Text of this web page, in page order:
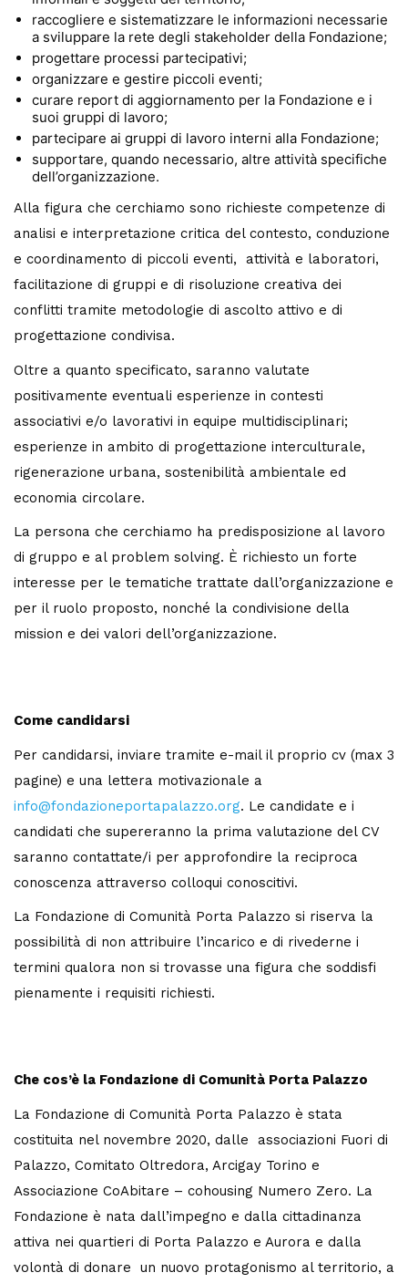
raccogliere e sistematizzare le informazioni necessarie
a sviluppare la rete degli stakeholder della Fondazione;
progettare processi partecipativi;
organizzare e gestire piccoli eventi;
curare report di aggiornamento per la Fondazione e i
suoi gruppi di lavoro;
partecipare ai gruppi di lavoro interni alla Fondazione;
supportare, quando necessario, altre attività specifiche
dell’organizzazione.
Alla figura che cerchiamo sono richieste competenze di
analisi e interpretazione critica del contesto, conduzione
e coordinamento di piccoli eventi, attività e laboratori,
facilitazione di gruppi e di risoluzione creativa dei
conflitti tramite metodologie di ascolto attivo e di
progettazione condivisa.
Oltre a quanto specificato, saranno valutate
positivamente eventuali esperienze in contesti
associativi e/o lavorativi in equipe multidisciplinari;
esperienze in ambito di progettazione interculturale,
rigenerazione urbana, sostenibilità ambientale ed
economia circolare.
La persona che cerchiamo ha predisposizione al lavoro
di gruppo e al problem solving. È richiesto un forte
interesse per le tematiche trattate dall’organizzazione e
per il ruolo proposto, nonché la condivisione della
mission e dei valori dell’organizzazione.
Come candidarsi
Per candidarsi, inviare tramite e-mail il proprio cv (max 3
pagine) e una lettera motivazionale a
info@fondazioneportapalazzo.org. Le candidate e i
candidati che supereranno la prima valutazione del CV
saranno contattate/i per approfondire la reciproca
conoscenza attraverso colloqui conoscitivi.
La Fondazione di Comunità Porta Palazzo si riserva la
possibilità di non attribuire l’incarico e di rivederne i
termini qualora non si trovasse una figura che soddisfi
pienamente i requisiti richiesti.
Che cos’è la Fondazione di Comunità Porta Palazzo
La Fondazione di Comunità Porta Palazzo è stata
costituita nel novembre 2020, dalle associazioni Fuori di
Palazzo, Comitato Oltredora, Arcigay Torino e
Associazione CoAbitare – cohousing Numero Zero. La
Fondazione è nata dall’impegno e dalla cittadinanza
attiva nei quartieri di Porta Palazzo e Aurora e dalla
volontà di donare un nuovo protagonismo al territorio, a